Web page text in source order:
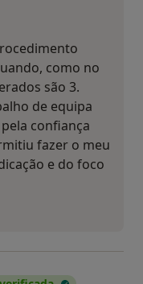
como no
são 3.
de equipa
confiança
fazer o meu
e do foco